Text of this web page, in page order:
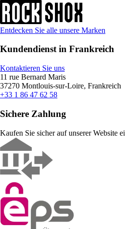
Entdecken Sie alle unsere Marken
Kundendienst in Frankreich
Kontaktieren Sie uns
11 rue Bernard Maris
37270 Montlouis-sur-Loire, Frankreich
+33 1 86 47 62 58
Sichere Zahlung
Kaufen Sie sicher auf unserer Website